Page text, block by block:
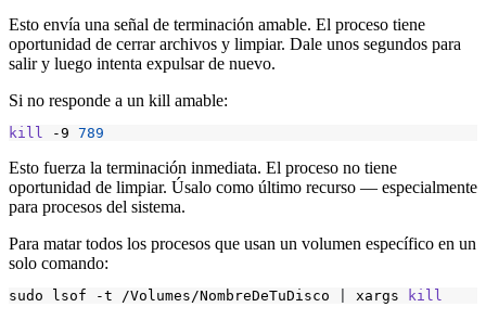
Esto envía una señal de terminación amable. El proceso tiene
oportunidad de cerrar archivos y limpiar. Dale unos segundos para
salir y luego intenta expulsar de nuevo.
Si no responde a un kill amable:
kill -9 789
Esto fuerza la terminación inmediata. El proceso no tiene
oportunidad de limpiar. Úsalo como último recurso — especialmente
para procesos del sistema.
Para matar todos los procesos que usan un volumen específico en un
solo comando:
sudo lsof -t /Volumes/NombreDeTuDisco xargs kill